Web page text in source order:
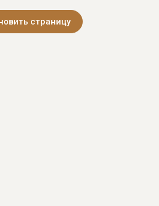
страницу